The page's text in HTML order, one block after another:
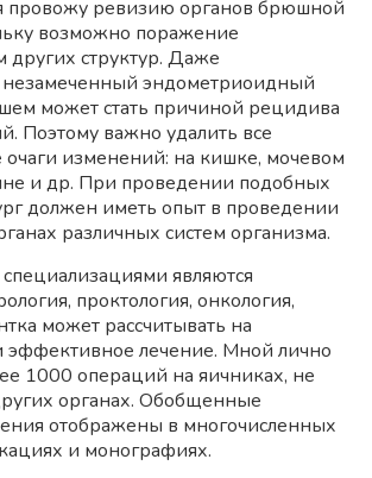
провожу ревизию органов брюшной
возможно поражение
других структур. Даже
эндометриоидный
может стать причиной рецидива
Поэтому важно удалить все
изменений: на кишке, мочевом
и др. При проведении подобных
должен иметь опыт в проведении
различных систем организма.
являются
проктология, онкология,
может рассчитывать на
эффективное лечение. Мной лично
1000 операций на яичниках, не
органах. Обобщенные
отображены в многочисленных
и монографиях.